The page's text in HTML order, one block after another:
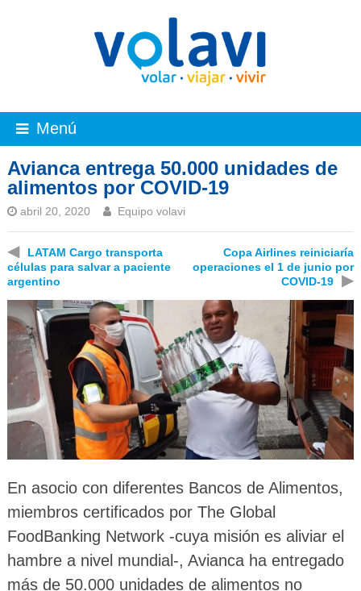
Menú
Avianca entrega 50.000 unidades de
alimentos por COVID-19
abril 20, 2020 Equipo volavi
◀
LATAM Cargo transporta
células para salvar a paciente
argentino
Copa Airlines reiniciaría
operaciones el 1 de junio por
COVID-19
▶
En asocio con diferentes Bancos de Alimentos,
miembros certificados por The Global
FoodBanking Network -cuya misión es aliviar el
hambre a nivel mundial-, Avianca ha entregado
más de 50.000 unidades de alimentos no